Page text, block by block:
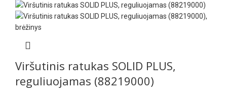
Viršutinis ratukas SOLID PLUS,
reguliuojamas (88219000)